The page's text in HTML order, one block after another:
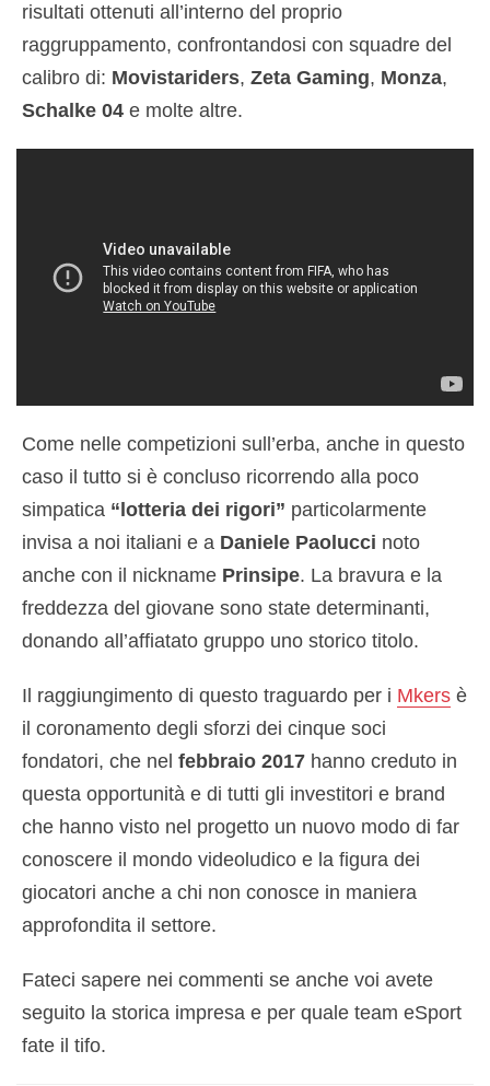
risultati ottenuti all’interno del proprio
raggruppamento, confrontandosi con squadre del
calibro di: Movistariders, Zeta Gaming, Monza,
Schalke 04 e molte altre.
Come nelle competizioni sull’erba, anche in questo
caso il tutto si è concluso ricorrendo alla poco
simpatica “lotteria dei rigori” particolarmente
invisa a noi italiani e a Daniele Paolucci noto
anche con il nickname Prinsipe. La bravura e la
freddezza del giovane sono state determinanti,
donando all’affiatato gruppo uno storico titolo.
Il raggiungimento di questo traguardo per i Mkers è
il coronamento degli sforzi dei cinque soci
fondatori, che nel febbraio 2017 hanno creduto in
questa opportunità e di tutti gli investitori e brand
che hanno visto nel progetto un nuovo modo di far
conoscere il mondo videoludico e la figura dei
giocatori anche a chi non conosce in maniera
approfondita il settore.
Fateci sapere nei commenti se anche voi avete
seguito la storica impresa e per quale team eSport
fate il tifo.